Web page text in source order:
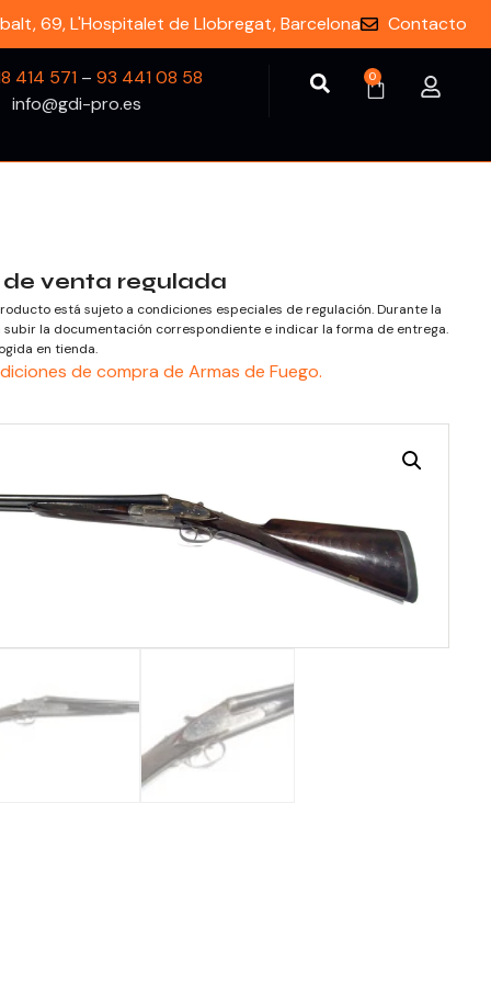
69, L'Hospitalet de Llobregat, Barcelona Contacto
414 571 –93 441 08 58
info@gdi-pro.es
0
venta regulada
está sujeto a condiciones especiales de regulación. Durante la
la documentación correspondiente e indicar la forma de entrega.
en tienda.
de compra de Armas de Fuego.